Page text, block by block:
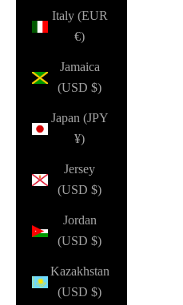
Italy (EUR
€)
Jamaica
(USD $)
Japan (JPY
¥)
Jersey
(USD $)
Jordan
(USD $)
Kazakhstan
(USD $)